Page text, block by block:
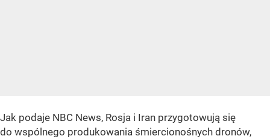
Jak podaje NBC News, Rosja i Iran przygotowują się
do wspólnego produkowania śmiercionośnych dronów,